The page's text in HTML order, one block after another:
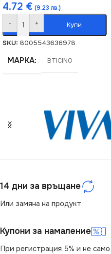
4.72 € (9.23 лв.)
- + Купи
SKU: 8005543636978
МАРКА BTICINO
14 дни за връщане
Или замяна на продукт
Купони за намаление
При регистрация 5% и не само